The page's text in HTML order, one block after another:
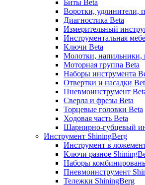
Биты Beta
Воротки, удлинители,
Диагностика Beta
Измерительный
Инструментальная
Ключи Beta
Молотки, напильники,
Моторная группа Beta
Наборы инструмента
Отвертки и насадки
Пневмоинструмент
Сверла и фрезы Beta
Торцевые головки Beta
Ходовая часть Beta
Шарнирно-губцевый
Инструмент ShiningBerg
Инструмент в
Ключи разное
Наборы
Пневмоинструмент
Тележки ShiningBerg